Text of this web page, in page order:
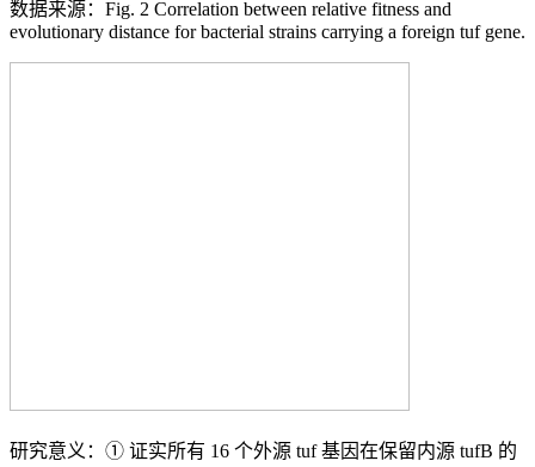
数据来源：Fig. 2 Correlation between relative fitness and
evolutionary distance for bacterial strains carrying a foreign tuf gene.
研究意义：① 证实所有 16 个外源 tuf 基因在保留内源 tufB 的